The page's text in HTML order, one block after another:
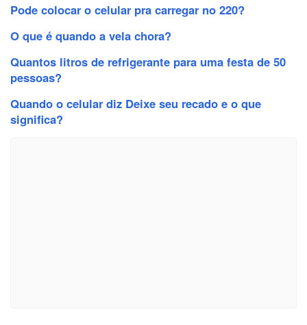
Pode colocar o celular pra carregar no 220?
O que é quando a vela chora?
Quantos litros de refrigerante para uma festa de 50
pessoas?
Quando o celular diz Deixe seu recado e o que
significa?